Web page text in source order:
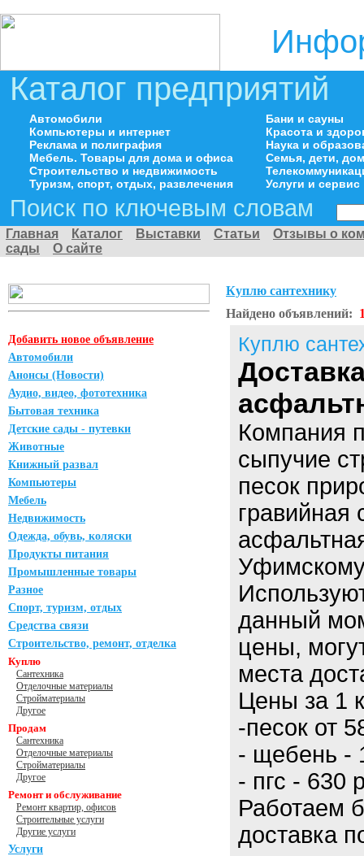
Каталог предприятий
Автомобили
Компьютеры и интернет
Реклама и полиграфия
Мебель. Товары для дома и офиса
Строительство и недвижимость
Туризм, спорт, отдых, развлечения
Бани и сауны
Красота и
Наука и
Семья, дети,
Услуги и сервис
Поиск по ключевым словам
Главная Каталог Выставки Статьи
Отзывы о
сады
О сайте
Добавить новое объявление
Автомобили
Анонсы (Новости)
Аудио, видео, фототехника
Бытовая техника
Детские сады - путевки
Животные
Книжный развал
Компьютеры
Мебель
Недвижимость
Одежда, обувь, коляски
Продукты питания
Промышленные товары
Разное
Спорт, туризм, отдых
Средства связи
Строительство, ремонт, отделка
Куплю
Сантехника
Отделочные материалы
Стройматериалы
Другое
Продам
Сантехника
Отделочные материалы
Стройматериалы
Другое
Ремонт и обслуживание
Ремонт квартир, офисов
Строительные услуги
Другие услуги
Услуги
Куплю сантехнику
Найдено объявлений:
Куплю
Компания
сыпучие
песок
гравийная
данный
цены,
места
Цены за 1
-песок от
- щебень -
- пгс - 630
Работаем
доставка